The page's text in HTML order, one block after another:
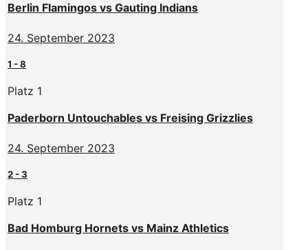
Berlin Flamingos vs Gauting Indians
24. September 2023
1 -8
Platz 1
Paderborn Untouchables vs Freising Grizzlies
24. September 2023
2 -3
Platz 1
Bad Homburg Hornets vs Mainz Athletics